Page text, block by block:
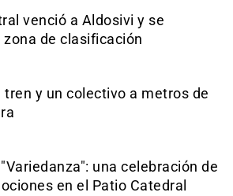
venció a Aldosivi y se
de clasificación
tren y un colectivo a metros de
una celebración de
en el Patio Catedral